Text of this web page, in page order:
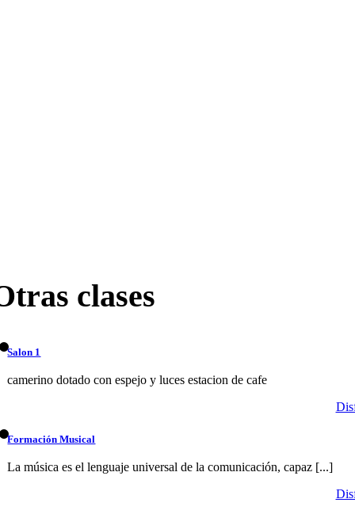
clases
Salon 1
camerino dotado con espejo y luces estacion de cafe
Formación Musical
La música es el lenguaje universal de la comunicación, capaz [...]